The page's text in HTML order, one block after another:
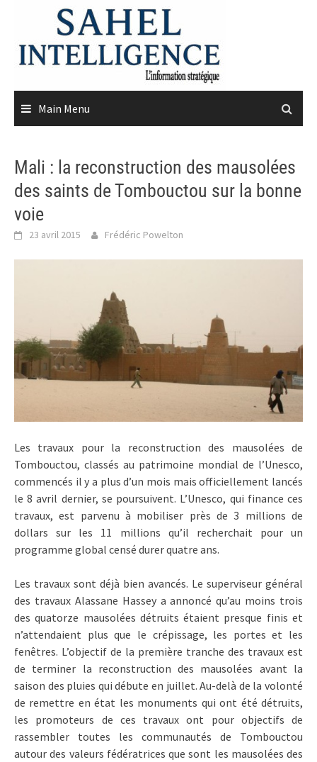
content
Main Menu
Mali : la reconstruction des mausolées
des saints de Tombouctou sur la bonne
voie
23 avril 2015 Frédéric Powelton
Les travaux pour la reconstruction des mausolées de
Tombouctou, classés au patrimoine mondial de l’Unesco,
commencés il y a plus d’un mois mais officiellement lancés
le 8 avril dernier, se poursuivent. L’Unesco, qui finance ces
travaux, est parvenu à mobiliser près de 3 millions de
dollars sur les 11 millions qu’il recherchait pour un
programme global censé durer quatre ans.
Les travaux sont déjà bien avancés. Le superviseur général
des travaux Alassane Hassey a annoncé qu’au moins trois
des quatorze mausolées détruits étaient presque finis et
n’attendaient plus que le crépissage, les portes et les
fenêtres. L’objectif de la première tranche des travaux est
de terminer la reconstruction des mausolées avant la
saison des pluies qui débute en juillet. Au-delà de la volonté
de remettre en état les monuments qui ont été détruits,
les promoteurs de ces travaux ont pour objectifs de
rassembler toutes les communautés de Tombouctou
autour des valeurs fédératrices que sont les mausolées des